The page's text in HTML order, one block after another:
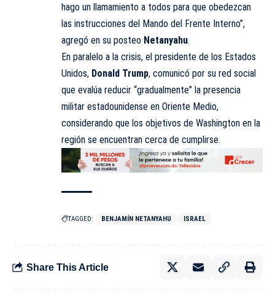
hago un llamamiento a todos para que obedezcan
las instrucciones del Mando del Frente Interno”,
agregó en su posteo Netanyahu.
En paralelo a la crisis, el presidente de los Estados
Unidos, Donald Trump, comunicó por su red social
que evalúa reducir “gradualmente” la presencia
militar estadounidense en Oriente Medio,
considerando que los objetivos de Washington en la
región se encuentran cerca de cumplirse.
TAGGED: BENJAMÍN NETANYAHU ISRAEL
Share This Article